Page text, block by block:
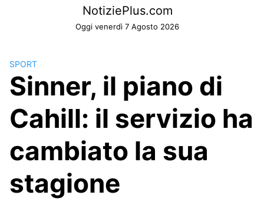
NotiziePlus.com
Oggi venerdì 7 Agosto 2026
SPORT
Sinner, il piano di
Cahill: il servizio ha
cambiato la sua
stagione